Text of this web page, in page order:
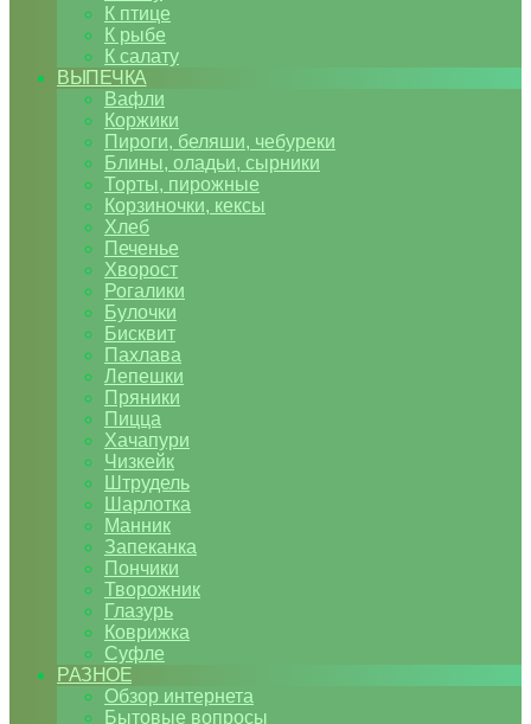
К птице
К рыбе
К салату
ВЫПЕЧКА
Вафли
Коржики
Пироги, беляши, чебуреки
Блины, оладьи, сырники
Торты, пирожные
Корзиночки, кексы
Хлеб
Печенье
Хворост
Рогалики
Булочки
Бисквит
Пахлава
Лепешки
Пряники
Пицца
Хачапури
Чизкейк
Штрудель
Шарлотка
Манник
Запеканка
Пончики
Творожник
Глазурь
Коврижка
Суфле
РАЗНОЕ
Обзор интернета
Бытовые вопросы